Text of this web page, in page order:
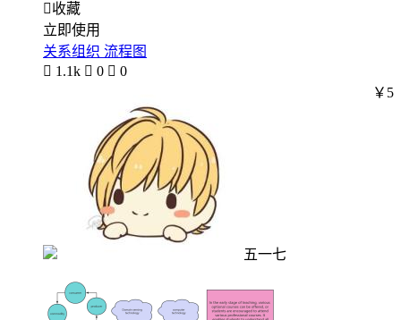
收藏
立即使用
关系组织 流程图
 1.1k  0  0
五一七
￥5